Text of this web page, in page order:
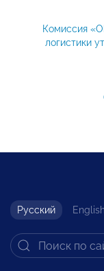
Комиссия
логистики
Русский English